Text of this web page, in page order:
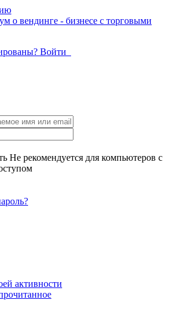
Войти
Не рекомендуется для компьютеров с
активности